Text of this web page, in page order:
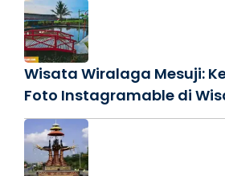
Wisata Wiralaga Mesuji:
Foto Instagramable di